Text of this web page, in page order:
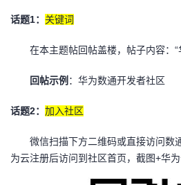
话题1： 关键词
在本主题帖回帖盖楼，帖子内容：“
回帖示例 ：华为数通开发者社区
话题2： 加入社区
微信扫描下方二维码或直接访问数
为云注册后访问到社区首页，截图+华为